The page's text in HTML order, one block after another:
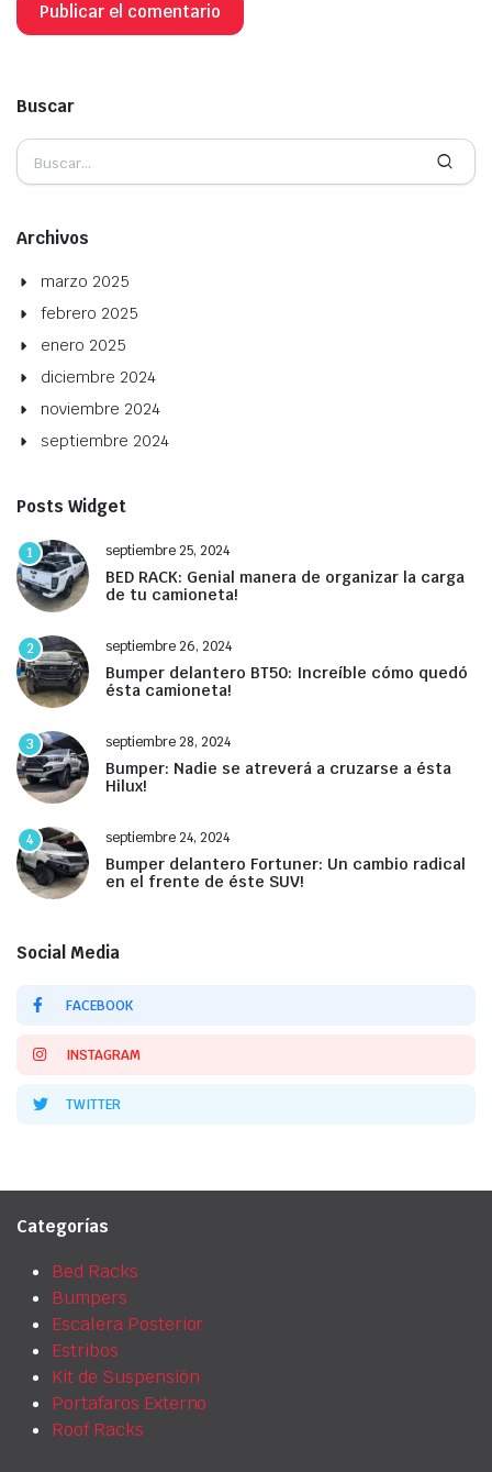
Buscar
Archivos
marzo 2025
febrero 2025
enero 2025
diciembre 2024
noviembre 2024
septiembre 2024
Posts Widget
1 septiembre 25, 2024
BED RACK: Genial manera de organizar la carga
de tu camioneta!
2 septiembre 26, 2024
Bumper delantero BT50: Increíble cómo quedó
ésta camioneta!
3 septiembre 28, 2024
Bumper: Nadie se atreverá a cruzarse a ésta
Hilux!
4 septiembre 24, 2024
Bumper delantero Fortuner: Un cambio radical
en el frente de éste SUV!
Social Media
FACEBOOK
INSTAGRAM
TWITTER
Categorías
Bed Racks
Bumpers
Escalera Posterior
Estribos
Kit de Suspensión
Portafaros Externo
Roof Racks